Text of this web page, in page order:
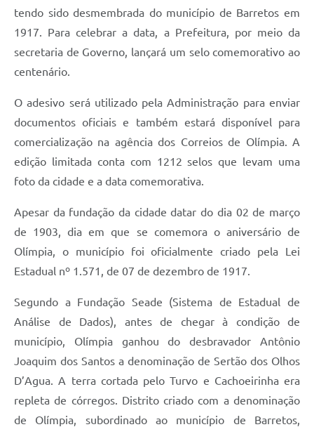
tendo sido desmembrada do município de Barretos em
1917. Para celebrar a data, a Prefeitura, por meio da
secretaria de Governo, lançará um selo comemorativo ao
centenário.
O adesivo será utilizado pela Administração para enviar
documentos oficiais e também estará disponível para
comercialização na agência dos Correios de Olímpia. A
edição limitada conta com 1212 selos que levam uma
foto da cidade e a data comemorativa.
Apesar da fundação da cidade datar do dia 02 de março
de 1903, dia em que se comemora o aniversário de
Olímpia, o município foi oficialmente criado pela Lei
Estadual nº 1.571, de 07 de dezembro de 1917.
Segundo a Fundação Seade (Sistema de Estadual de
Análise de Dados), antes de chegar à condição de
município, Olímpia ganhou do desbravador Antônio
Joaquim dos Santos a denominação de Sertão dos Olhos
D’Agua. A terra cortada pelo Turvo e Cachoeirinha era
repleta de córregos. Distrito criado com a denominação
de Olímpia, subordinado ao município de Barretos,